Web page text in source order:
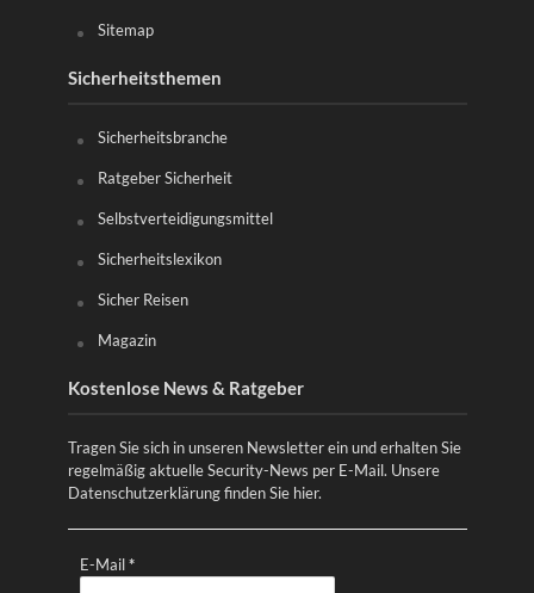
Sitemap
Sicherheitsthemen
Sicherheitsbranche
Ratgeber Sicherheit
Selbstverteidigungsmittel
Sicherheitslexikon
Sicher Reisen
Magazin
Kostenlose News & Ratgeber
Tragen Sie sich in unseren Newsletter ein und erhalten Sie
regelmäßig aktuelle Security-News per E-Mail. Unsere
Datenschutzerklärung finden Sie hier.
E-Mail*